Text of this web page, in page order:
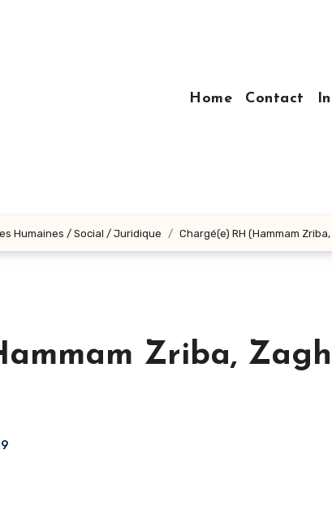
Home
Contact
Humaines / Social / Juridique Chargé(e) RH (Hammam
Zriba,